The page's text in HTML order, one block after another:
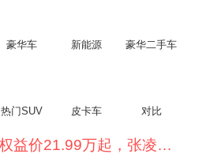
豪华车 新能源 豪华二手车
热门SUV 皮卡车 对比
阿维塔07L限时权益价21.99万起，张凌赫成首位车主